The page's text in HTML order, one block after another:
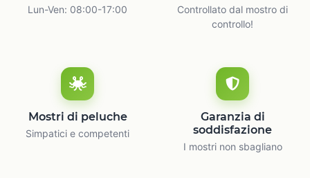
Lun-Ven: 08:00-17:00
Controllato dal mostro di
controllo!
Mostri di peluche
Simpatici e competenti
Garanzia di
soddisfazione
I mostri non sbagliano